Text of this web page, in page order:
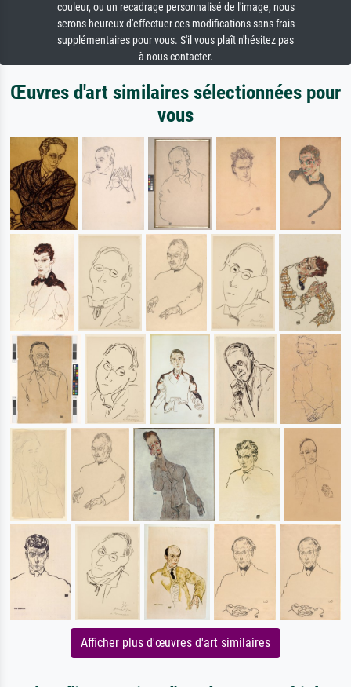
couleur, ou un recadrage personnalisé de l'image, nous
serons heureux d'effectuer ces modifications sans frais
supplémentaires pour vous. S'il vous plaît n'hésitez pas
à nous contacter.
Œuvres d'art similaires sélectionnées pour
vous
Afficher plus d'œuvres d'art similaires